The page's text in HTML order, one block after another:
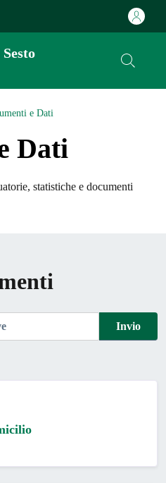
e Dati
Dati
statistiche e documenti
Invio